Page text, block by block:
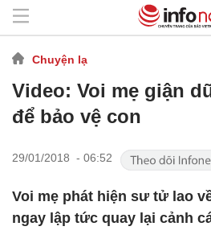
Chuyện lạ
Video: Voi mẹ giận
để bảo vệ con
29/01/2018 - 06:52
Voi mẹ phát hiện sư tử lao
ngay lập tức quay lại cảnh